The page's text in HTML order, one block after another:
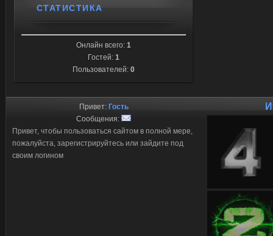
СТАТИСТИКА
Онлайн всего: 1
Гостей: 1
Пользователей: 0
Привет: Гость
Сообщения:
Привет, чтобы пользоваться сайтом в полной мере,
пожалуйста, зарегистрируйтесь или зайдите под
своим логином